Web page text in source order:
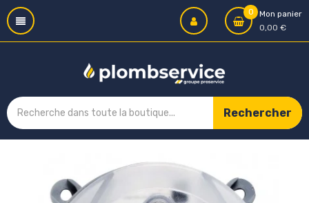
0
Mon panier
0,00 €
Rechercher